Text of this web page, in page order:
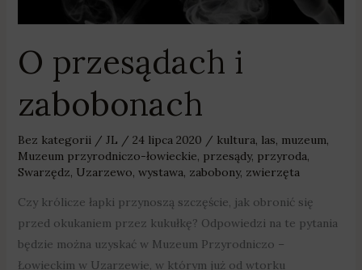
O przesądach i
zabobonach
Bez kategorii/ JL / 24 lipca 2020 / kultura, las, muzeum,
Muzeum przyrodniczo-łowieckie, przesądy, przyroda,
Swarzędz, Uzarzewo, wystawa, zabobony, zwierzęta
Czy królicze łapki przynoszą szczęście, jak obronić się
przed okukaniem przez kukułkę? Odpowiedzi na te pytania
będzie można uzyskać w Muzeum Przyrodniczo –
Łowieckim w Uzarzewie, w którym już od wtorku